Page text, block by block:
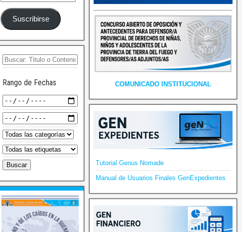
Suscribirse
Rango de Fechas COMUNICADO INSTITUCIONAL
Tutorial Genus Nomade
Manual de Usuarios Finales GenExpedientes